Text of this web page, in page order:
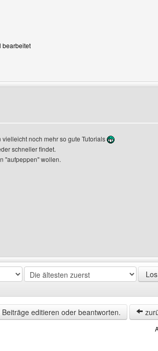
bearbeitet
noch mehr so gute Tutorials
schneller findet.
"aufpeppen" wollen.
editieren oder beantworten.